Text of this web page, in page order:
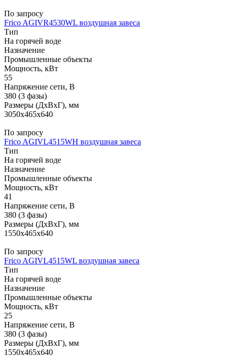
По запросу
Frico AGIVR4530WL воздушная завеса
Тип
На горячей воде
Назначение
Промышленные объекты
Мощность, кВт
55
Напряжение сети, В
380 (3 фазы)
Размеры (ДхВхГ), мм
3050x465x640
По запросу
Frico AGIVL4515WH воздушная завеса
Тип
На горячей воде
Назначение
Промышленные объекты
Мощность, кВт
41
Напряжение сети, В
380 (3 фазы)
Размеры (ДхВхГ), мм
1550x465x640
По запросу
Frico AGIVL4515WL воздушная завеса
Тип
На горячей воде
Назначение
Промышленные объекты
Мощность, кВт
25
Напряжение сети, В
380 (3 фазы)
Размеры (ДхВхГ), мм
1550x465x640